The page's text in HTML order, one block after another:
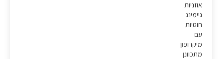
אוזניות
גיימינג
חוטיות
עם
מיקרופון
מתכוונן